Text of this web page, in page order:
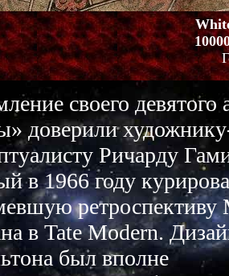
своего девятого
доверили
Ричарду
в 1966 году
ретроспективу
в Tate Modern.
был вполне